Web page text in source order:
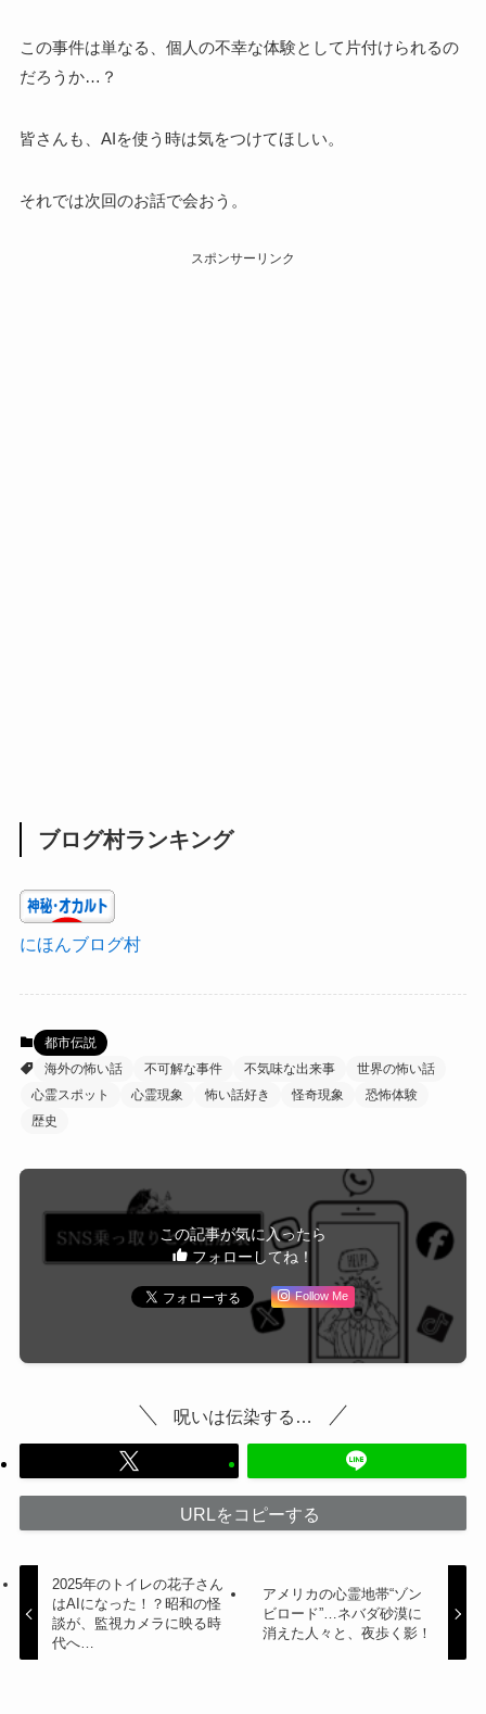
この事件は単なる、個人の不幸な体験として片付けられるの
だろうか…？
皆さんも、AIを使う時は気をつけてほしい。
それでは次回のお話で会おう。
スポンサーリンク
ブログ村ランキング
にほんブログ村
都市伝説
海外の怖い話
不可解な事件 不気味な出来事
世界の怖い話
心霊スポット
心霊現象 怖い話好き 怪奇現象
恐怖体験
歴史
この記事が気に入ったら
フォローしてね！
Follow Me
呪いは伝染する…
URLをコピーする
2025年のトイレの花子さん
はAIになった！？昭和の怪
談が、監視カメラに映る時
代へ…
アメリカの心霊地帯“ゾン
ビロード”…ネバダ砂漠に
消えた人々と、夜歩く影！